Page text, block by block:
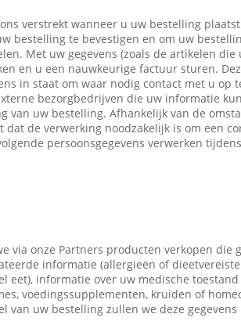
verstrekt wanneer u uw bestelling
bestelling te bevestigen en om uw
Met uw gegevens (zoals de artikelen
en u een nauwkeurige factuur sturen.
in staat om waar nodig contact met u op
bezorgbedrijven die uw informatie
van uw bestelling. Afhankelijk van de
de verwerking noodzakelijk is om een
persoonsgegevens verwerken
via onze Partners producten verkopen die
informatie (allergieën of
eet), informatie over uw medische
voedingssupplementen, kruiden of
van uw bestelling zullen we deze